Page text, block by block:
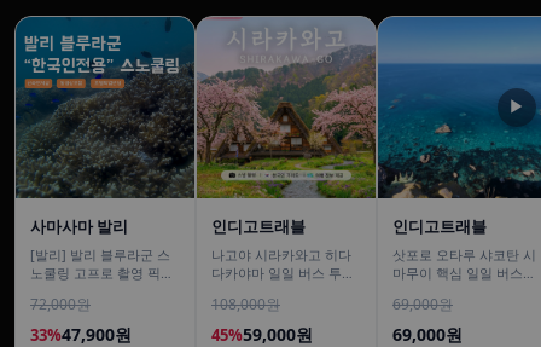
사마사마 발리
[발리] 발리 블루라군 스
노쿨링 고프로 촬영 픽업
체험 산호 열대어
72,000원
33%47,900원
인디고트래블
나고야 시라카와고 히다
다카야마 일일 버스 투어
108,000원
45%59,000원
인디고트래블
삿포로 오타루 샤코탄 시
마무이 핵심 일일 버스투
69,000원
69,000원
▶